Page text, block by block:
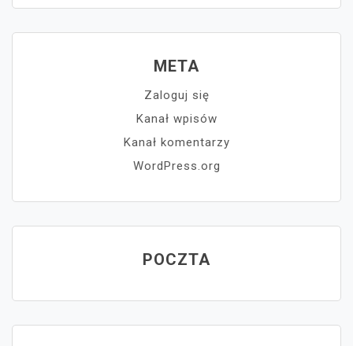
META
Zaloguj się
Kanał wpisów
Kanał komentarzy
WordPress.org
POCZTA